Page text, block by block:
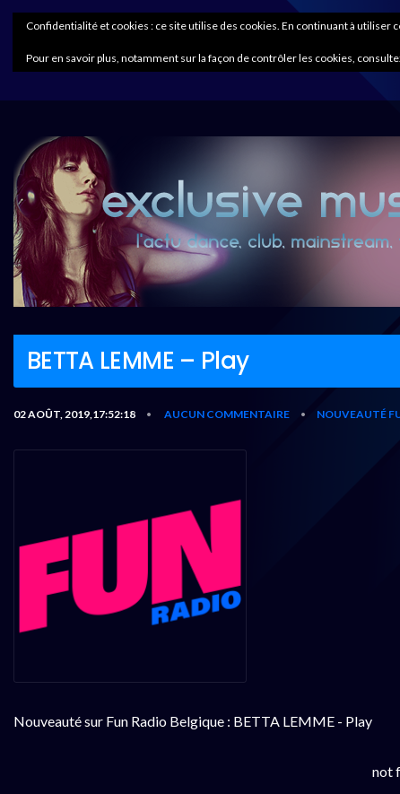
BETTA LEMME – Play
02 AOÛT, 2019,17:52:18 • AUCUN COMMENTAIRE • NOUVEAUTÉ
Nouveauté sur Fun Radio Belgique : BETTA LEMME - Play
not
Confidentialité et cookies : ce site utilise des cookies. En continuant à utiliser
Pour en savoir plus, notamment sur la façon de contrôler les cookies,